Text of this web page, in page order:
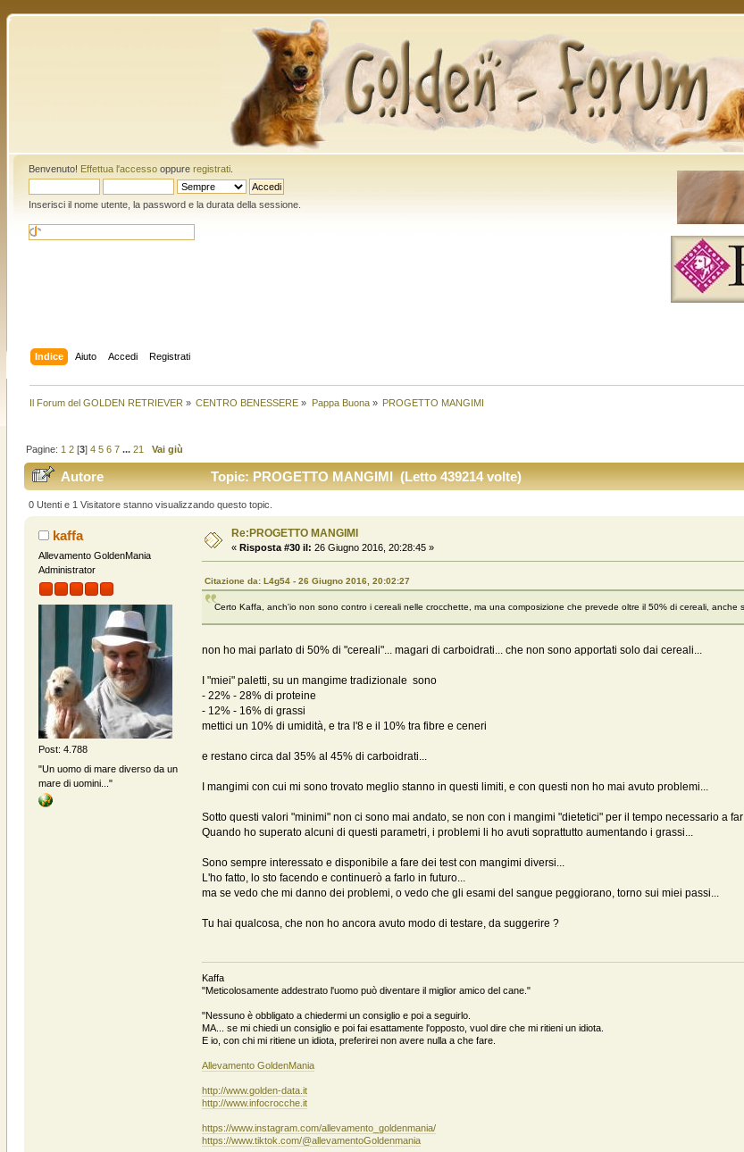
Benvenuto! Effettua l'accessooppure registrati.
Inserisci il nome utente, la password e la durata della sessione.
Indice Aiuto Accedi Registrati
Il Forum del GOLDEN RETRIEVER » CENTRO BENESSERE » Pappa Buona» PROGETTO MANGIMI
Pagine: 1 2[3] 4 5 6 7 ... 21 Vai giù
Autore Topic: PROGETTO MANGIMI (Letto 439214 volte)
0 Utenti e 1 Visitatore stanno visualizzando questo topic.
kaffa
Allevamento GoldenMania
Administrator
Post: 4.788
"Un uomo di mare diverso da un
mare di uomini..."
Re:PROGETTO MANGIMI
« Risposta #30 il: 26 Giugno 2016, 20:28:45 »
Citazione da: L4g54 - 26 Giugno 2016, 20:02:27
Certo Kaffa, anch'io non sono contro i cereali nelle crocchette, ma una composizione che prevede oltre il 50% di cereali, anche
non ho mai parlato di 50% di "cereali"... magari di carboidrati... che non sono apportati solo dai cereali...
I "miei" paletti, su un mangime tradizionale sono
- 22% - 28% di proteine
- 12% - 16% di grassi
mettici un 10% di umidità, e tra l'8 e il 10% tra fibre e ceneri
e restano circa dal 35% al 45% di carboidrati...
I mangimi con cui mi sono trovato meglio stanno in questi limiti, e con questi non ho mai avuto problemi...
Sotto questi valori "minimi" non ci sono mai andato, se non con i mangimi "dietetici" per il tempo necessario a
Quando ho superato alcuni di questi parametri, i problemi li ho avuti soprattutto aumentando i grassi...
Sono sempre interessato e disponibile a fare dei test con mangimi diversi...
L'ho fatto, lo sto facendo e continuerò a farlo in futuro...
ma se vedo che mi danno dei problemi, o vedo che gli esami del sangue peggiorano, torno sui miei passi...
Tu hai qualcosa, che non ho ancora avuto modo di testare, da suggerire ?
Kaffa
"Meticolosamente addestrato l'uomo può diventare il miglior amico del cane."
"Nessuno è obbligato a chiedermi un consiglio e poi a seguirlo.
MA... se mi chiedi un consiglio e poi fai esattamente l'opposto, vuol dire che mi ritieni un idiota.
E io, con chi mi ritiene un idiota, preferirei non avere nulla a che fare.
Allevamento GoldenMania
http://www.golden-data.it
http://www.infocrocche.it
https://www.instagram.com/allevamento_goldenmania/
https://www.tiktok.com/@allevamentoGoldenmania